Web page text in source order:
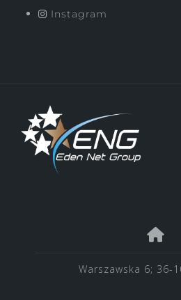
Instagram
Warszawska 6; 36-